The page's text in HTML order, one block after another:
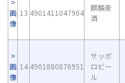
画
像
13 4901411047904
麒麟麦
酒
画
像
14 4901880876951
サッポ
ロビー
ル